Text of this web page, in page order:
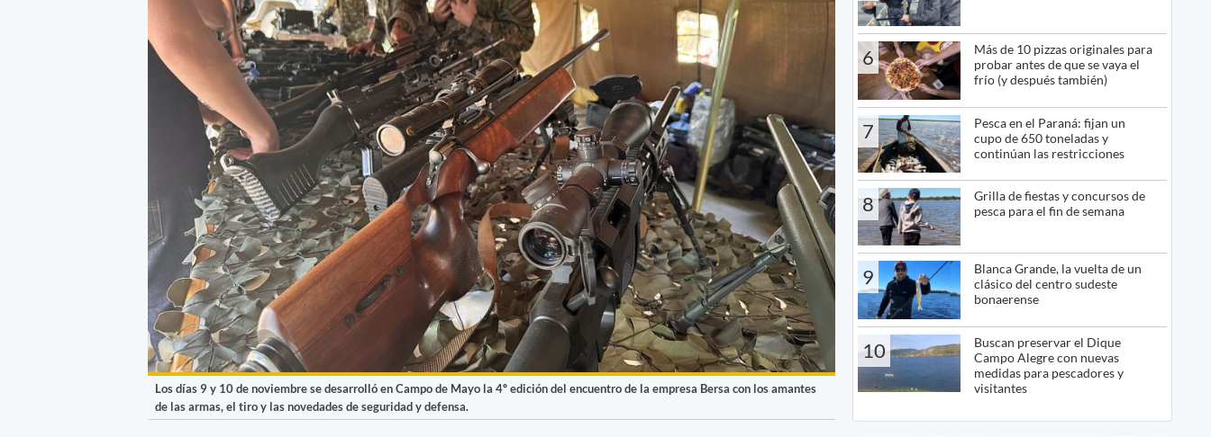
Los días 9 y 10 de noviembre se desarrolló en Campo de Mayo la 4º edición del encuentro de la empresa Bersa con los amantes
de las armas, el tiro y las novedades de seguridad y defensa.
6
Más de 10 pizzas originales para
probar antes de que se vaya el
frío (y después también)
7
Pesca en el Paraná: fijan un
cupo de 650 toneladas y
continúan las restricciones
8
Grilla de fiestas y concursos de
pesca para el fin de semana
9
Blanca Grande, la vuelta de un
clásico del centro sudeste
bonaerense
10
Buscan preservar el Dique
Campo Alegre con nuevas
medidas para pescadores y
visitantes